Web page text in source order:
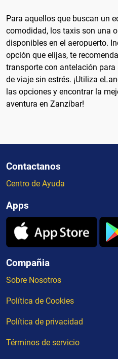
Para aquellos que buscan un
comodidad, los taxis son una
disponibles en el aeropuerto.
opción que elijas, te
transporte con antelación
de viaje sin estrés. ¡Utiliza
las opciones y encontrar la
aventura en Zanzíbar!
Contactanos
Centro de Ayuda
Apps
Compañia
Sobre Nosotros
Política de Cookies
Política de privacidad
Términos de servicio